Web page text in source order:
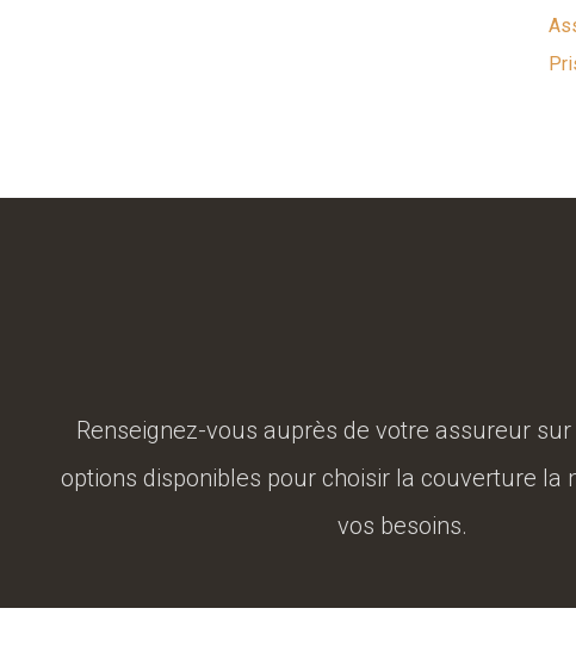
Renseignez-vous auprès de votre assureur
options disponibles pour choisir la couverture la
vos besoins.